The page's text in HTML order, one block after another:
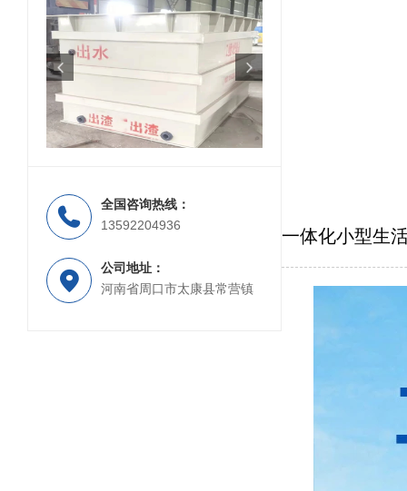
PP材质喷淋塔
全国咨询热线：
13592204936
公司地址：
河南省周口市太康县常营镇
一体化小型生